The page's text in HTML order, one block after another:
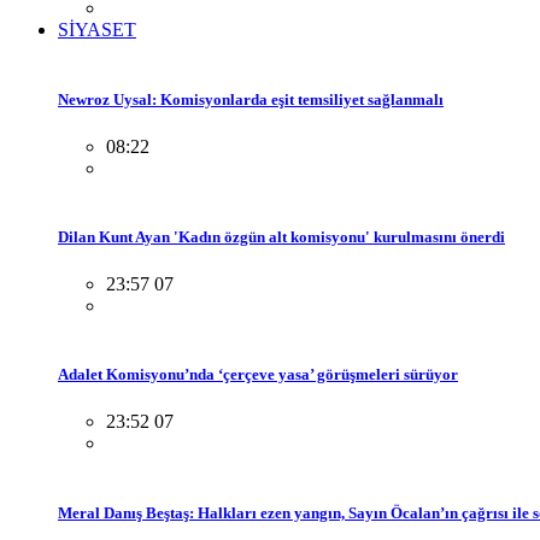
SİYASET
Newroz Uysal: Komisyonlarda eşit temsiliyet sağlanmalı
08:22
Dilan Kunt Ayan 'Kadın özgün alt komisyonu' kurulmasını önerdi
23:57 07
Adalet Komisyonu’nda ‘çerçeve yasa’ görüşmeleri sürüyor
23:52 07
Meral Danış Beştaş: Halkları ezen yangın, Sayın Öcalan’ın çağrısı ile